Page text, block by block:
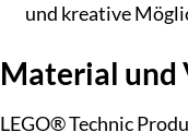
und kreative
Material und
LEGO® Technic